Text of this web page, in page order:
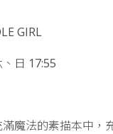
GIRL
日 17:55
魔法的素描本中，